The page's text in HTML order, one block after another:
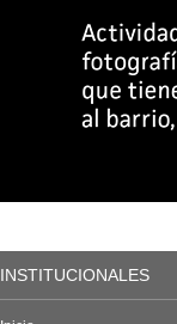
INSTITUCIONALES